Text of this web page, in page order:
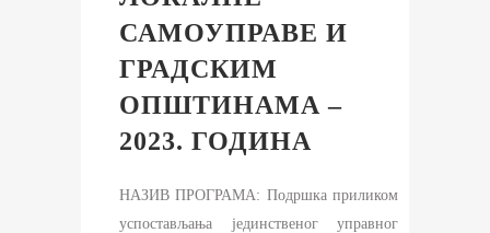
САМОУПРАВЕ И
ГРАДСКИМ
ОПШТИНАМА –
2023. ГОДИНА
НАЗИВ ПРОГРАМА: Подршка приликом
успостављања јединственог управног